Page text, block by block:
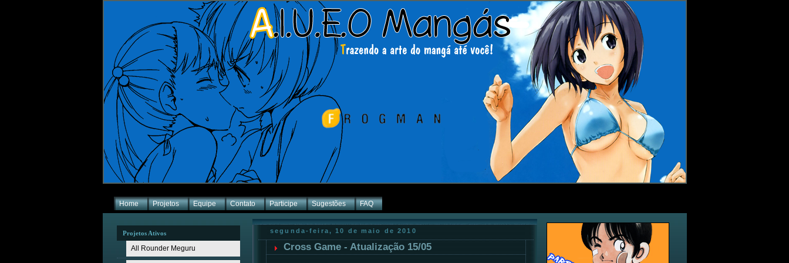
Home Projetos Equipe Contato Participe Sugestões FAQ
Projetos Ativos
All Rounder Meguru
segunda-feira, 10 de maio de 2010
Cross Game - Atualização 15/05